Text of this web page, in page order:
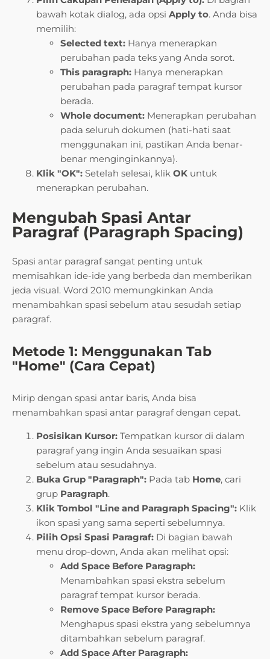
bawah kotak dialog, ada opsi Apply to. Anda bisa
memilih:
Selected text: Hanya menerapkan
perubahan pada teks yang Anda sorot.
This paragraph: Hanya menerapkan
perubahan pada paragraf tempat kursor
berada.
Whole document: Menerapkan perubahan
pada seluruh dokumen (hati-hati saat
menggunakan ini, pastikan Anda benar-
benar menginginkannya).
Klik "OK": Setelah selesai, klik OK untuk
menerapkan perubahan.
Mengubah Spasi Antar
Paragraf (Paragraph Spacing)
Spasi antar paragraf sangat penting untuk
memisahkan ide-ide yang berbeda dan memberikan
jeda visual. Word 2010 memungkinkan Anda
menambahkan spasi sebelum atau sesudah setiap
paragraf.
Metode 1: Menggunakan Tab
"Home" (Cara Cepat)
Mirip dengan spasi antar baris, Anda bisa
menambahkan spasi antar paragraf dengan cepat.
Posisikan Kursor: Tempatkan kursor di dalam
paragraf yang ingin Anda sesuaikan spasi
sebelum atau sesudahnya.
Buka Grup "Paragraph": Pada tab Home, cari
grup Paragraph.
Klik Tombol "Line and Paragraph Spacing": Klik
ikon spasi yang sama seperti sebelumnya.
Pilih Opsi Spasi Paragraf: Di bagian bawah
menu drop-down, Anda akan melihat opsi:
Add Space Before Paragraph:
Menambahkan spasi ekstra sebelum
paragraf tempat kursor berada.
Remove Space Before Paragraph:
Menghapus spasi ekstra yang sebelumnya
ditambahkan sebelum paragraf.
Add Space After Paragraph: